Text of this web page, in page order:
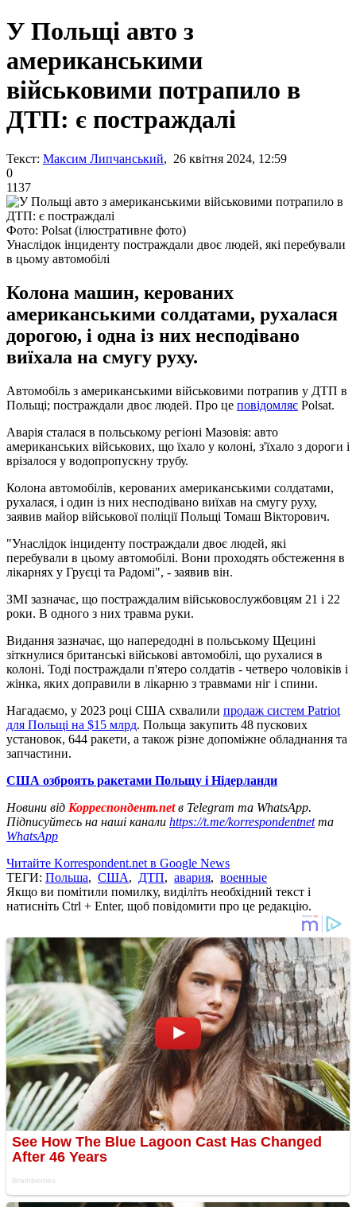
У Польщі авто з
американськими
військовими потрапило в
ДТП: є постраждалі
Текст: Максим Липчанський, 26 квітня 2024, 12:59
0
1137
Фото: Polsat (ілюстративне фото)
Унаслідок інциденту постраждали двоє людей, які перебували
в цьому автомобілі
Колона машин, керованих
американськими солдатами, рухалася
дорогою, і одна із них несподівано
виїхала на смугу руху.
Автомобіль з американськими військовими потрапив у ДТП в
Польщі; постраждали двоє людей. Про це повідомляє Polsat.
Аварія сталася в польському регіоні Мазовія: авто
американських військових, що їхало у колоні, з'їхало з дороги і
врізалося у водопропускну трубу.
Колона автомобілів, керованих американськими солдатами,
рухалася, і один із них несподівано виїхав на смугу руху,
заявив майор військової поліції Польщі Томаш Вікторович.
"Унаслідок інциденту постраждали двоє людей, які
перебували в цьому автомобілі. Вони проходять обстеження в
лікарнях у Груєці та Радомі", - заявив він.
ЗМІ зазначає, що постраждалим військовослужбовцям 21 і 22
роки. В одного з них травма руки.
Видання зазначає, що напередодні в польському Щецині
зіткнулися британські військові автомобілі, що рухалися в
колоні. Тоді постраждали п'ятеро солдатів - четверо чоловіків і
жінка, яких доправили в лікарню з травмами ніг і спини.
Нагадаємо, у 2023 році США схвалили продаж систем Patriot
для Польщі на $15 млрд. Польща закупить 48 пускових
установок, 644 ракети, а також різне допоміжне обладнання та
запчастини.
США озброять ракетами Польщу і Нідерланди
Новини від Корреспондент.netв Telegram та WhatsApp.
Підписуйтесь на наші канали https://t.me/korrespondentnetта
WhatsApp
Читайте Korrespondent.net в Google News
ТЕГИ: Польша, США, ДТП, авария, военные
Якщо ви помітили помилку, виділіть необхідний текст і
натисніть Ctrl + Enter, щоб повідомити про це редакцію.